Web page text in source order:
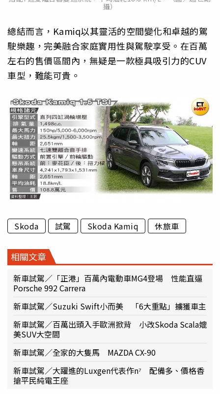
攝）
總結而言，Kamiq以其靈活的空間變化和卓越的駕
駛樂趣，完美融合家庭實用性與駕駛享受。在百萬
左右的售價區間內，無疑是一款極具吸引力的CUV
車型，難能可貴。
Skoda 試駕 Skoda Kamiq 休旅車
相關文章
新車試駕／「正港」百萬內電動車MG4登場 性能直逼
Porsche 992 Carrera
新車試駕／Suzuki Swift小而美 「6大重點」擄獲車主
新車試駕／百萬出頭入手歐洲掀背 小改Skoda Scala媲
美SUV大空間
新車試駕／全家的大隻馬 MAZDA CX-90
新車試駕／大躍進的Luxgen代表作n⁷ 配備多、價格香
搶平民純電王座